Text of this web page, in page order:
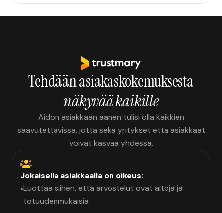
Tehdään asiakaskokemuksesta
näkyvää kaikille
Aidon asiakkaan äänen tulisi olla kaikkien
saavutettavissa, jotta sekä yritykset että asiakkaat
voivat kasvaa yhdessä.
Jokaisella asiakkaalla on oikeus:
•Luottaa siihen, että arvostelut ovat aitoja ja
totuudenmukaisia